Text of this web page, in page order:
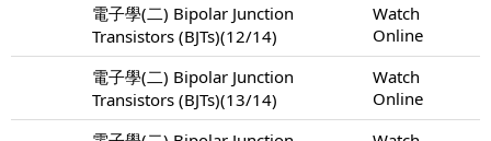
電子學(二) Bipolar Junction
Transistors (BJTs)(12/14)
Watch
Online
電子學(二) Bipolar Junction
Transistors (BJTs)(13/14)
Watch
Online